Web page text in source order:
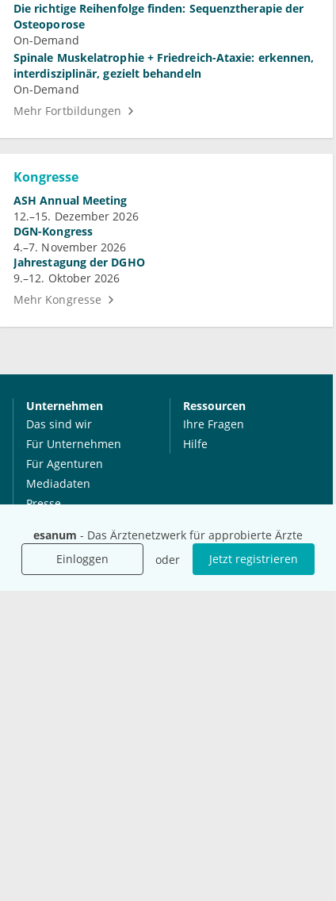
esanum - Das Ärztenetzwerk für approbierte Ärzte
Einloggen
oder Jetzt registrieren
Die richtige Reihenfolge finden: Sequenztherapie der
Osteoporose
On-Demand
Spinale Muskelatrophie + Friedreich-Ataxie: erkennen,
interdisziplinär, gezielt behandeln
On-Demand
Mehr Fortbildungen
Kongresse
ASH Annual Meeting
12.–15. Dezember 2026
DGN-Kongress
4.–7. November 2026
Jahrestagung der DGHO
9.–12. Oktober 2026
Mehr Kongresse
Unternehmen
Das sind wir
Für Unternehmen
Für Agenturen
Mediadaten
Presse
Jobs
Ressourcen
Ihre Fragen
Hilfe